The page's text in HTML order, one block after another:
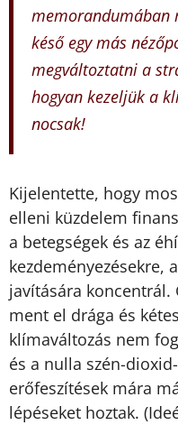
memorandumában
késő egy más
megváltoztatni a
hogyan kezeljük a
nocsak!
Kijelentette, hogy
elleni küzdelem
a betegségek és az
kezdeményezésekre,
javítására koncentrál.
ment el drága és
klímaváltozás nem
és a nulla szén-
erőfeszítések mára
lépéseket hoztak.